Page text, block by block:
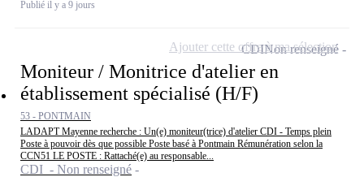
Publié il y a 9 jours
Moniteur / Monitrice d'atelier en
établissement spécialisé (H/F)
53 - PONTMAIN
LADAPT Mayenne recherche : Un(e) moniteur(trice) d'atelier CDI - Temps plein
Poste à pouvoir dès que possible Poste basé à Pontmain Rémunération selon la
CCN51 LE POSTE : Rattaché(e) au responsable...
CDI - Non renseigné
CDINon renseigné
Ajouter cette offre à ma sélection